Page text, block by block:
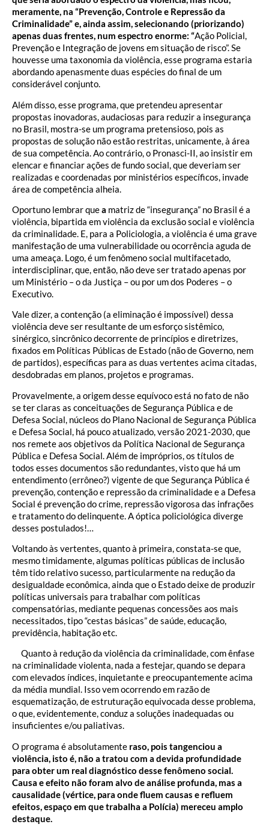
meramente, na “Prevenção, Controle e Repressão da
Criminalidade” e, ainda assim, selecionando (priorizando)
apenas duas frentes, num espectro enorme: “Ação Policial,
Prevenção e Integração de jovens em situação de risco”. Se
houvesse uma taxonomia da violência, esse programa estaria
abordando apenasmente duas espécies do final de um
considerável conjunto.
Além disso, esse programa, que pretendeu apresentar
propostas inovadoras, audaciosas para reduzir a insegurança
no Brasil, mostra-se um programa pretensioso, pois as
propostas de solução não estão restritas, unicamente, à área
de sua competência. Ao contrário, o Pronasci-II, ao insistir em
elencar e financiar ações de fundo social, que deveriam ser
realizadas e coordenadas por ministérios específicos, invade
área de competência alheia.
Oportuno lembrar quea matriz de “insegurança” no Brasil é a
violência, bipartida em violência da exclusão social e violência
da criminalidade. E, para a Policiologia, a violência é uma grave
manifestação de uma vulnerabilidade ou ocorrência aguda de
uma ameaça. Logo, é um fenômeno social multifacetado,
interdisciplinar, que, então, não deve ser tratado apenas por
um Ministério – o da Justiça – ou por um dos Poderes – o
Executivo.
Vale dizer, a contenção (a eliminação é impossível) dessa
violência deve ser resultante de um esforço sistêmico,
sinérgico, sincrônico decorrente de princípios e diretrizes,
fixados em Políticas Públicas de Estado (não de Governo, nem
de partidos), específicas para as duas vertentes acima citadas,
desdobradas em planos, projetos e programas.
Provavelmente, a origem desse equívoco está no fato de não
se ter claras as conceituações de Segurança Pública e de
Defesa Social, núcleos do Plano Nacional de Segurança Pública
e Defesa Social, há pouco atualizado, versão 2021-2030, que
nos remete aos objetivos da Política Nacional de Segurança
Pública e Defesa Social. Além de impróprios, os títulos de
todos esses documentos são redundantes, visto que há um
entendimento (errôneo?) vigente de que Segurança Pública é
prevenção, contenção e repressão da criminalidade e a Defesa
Social é prevenção do crime, repressão vigorosa das infrações
e tratamento do delinquente. A óptica policiológica diverge
desses postulados!…
Voltando às vertentes, quanto à primeira, constata-se que,
mesmo timidamente, algumas políticas públicas de inclusão
têm tido relativo sucesso, particularmente na redução da
desigualdade econômica, ainda que o Estado deixe de produzir
políticas universais para trabalhar com políticas
compensatórias, mediante pequenas concessões aos mais
necessitados, tipo “cestas básicas” de saúde, educação,
previdência, habitação etc.
Quanto à redução da violência da criminalidade, com ênfase
na criminalidade violenta, nada a festejar, quando se depara
com elevados índices, inquietante e preocupantemente acima
da média mundial. Isso vem ocorrendo em razão de
esquematização, de estruturação equivocada desse problema,
o que, evidentemente, conduz a soluções inadequadas ou
insuficientes e/ou paliativas.
O programa é absolutamente raso, pois tangenciou a
violência, isto é, não a tratou com a devida profundidade
para obter um real diagnóstico desse fenômeno social.
Causa e efeito não foram alvo de análise profunda, mas a
causalidade (vértice, para onde fluem causas e refluem
efeitos, espaço em que trabalha a Polícia) mereceu amplo
destaque.